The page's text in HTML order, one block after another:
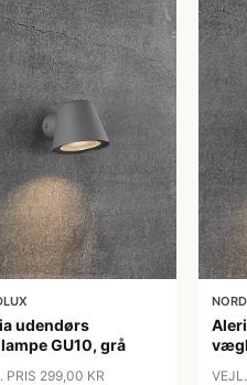
udendørs
GU10, grå
PRIS 299,00 KR